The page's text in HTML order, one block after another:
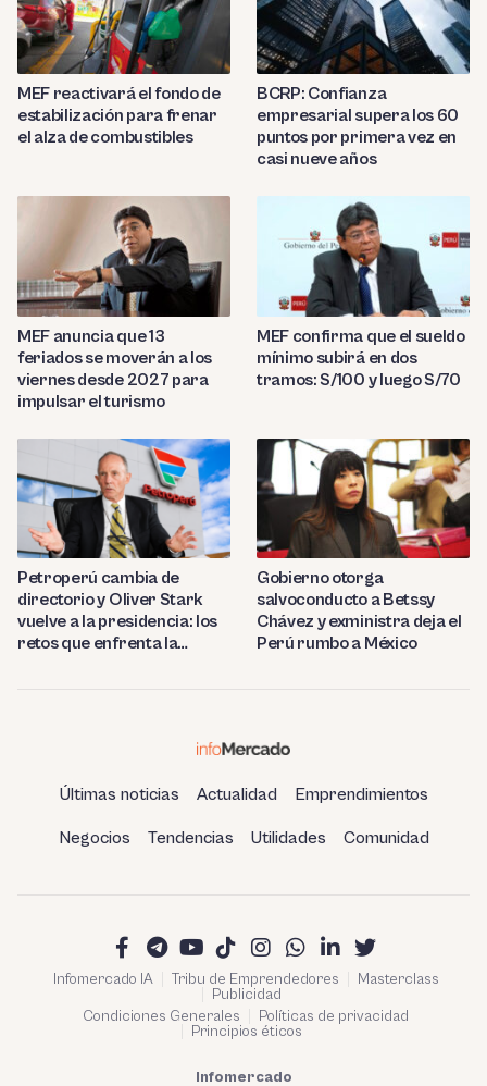
MEF reactivará el fondo de
estabilización para frenar
el alza de combustibles
BCRP: Confianza
empresarial supera los 60
puntos por primera vez en
casi nueve años
MEF anuncia que 13
feriados se moverán a los
viernes desde 2027 para
impulsar el turismo
MEF confirma que el sueldo
mínimo subirá en dos
tramos: S/100 y luego S/70
Petroperú cambia de
directorio y Oliver Stark
vuelve a la presidencia: los
retos que enfrenta la
Gobierno otorga
salvoconducto a Betssy
Chávez y exministra deja el
Perú rumbo a México
Últimas noticias Actualidad Emprendimientos
Negocios Tendencias Utilidades Comunidad
Infomercado IA Tribu de Emprendedores
Masterclass
Publicidad
Condiciones Generales
Políticas de privacidad
Principios éticos
Infomercado